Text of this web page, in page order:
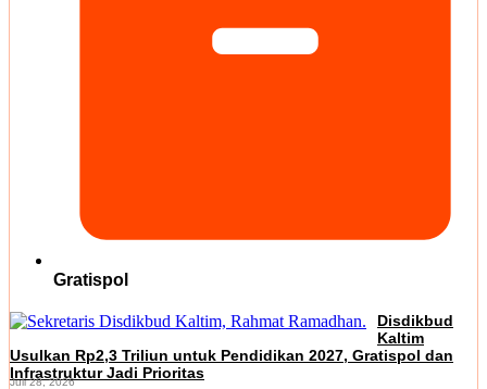
Gratispol
Disdikbud
Kaltim
Usulkan Rp2,3 Triliun untuk Pendidikan 2027, Gratispol dan
Infrastruktur Jadi Prioritas
Juli 28, 2026